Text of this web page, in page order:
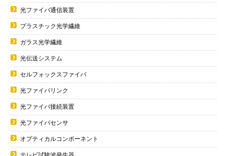
光ファイバ通信装置
プラスチック光学繊維
ガラス光学繊維
光伝送システム
セルフォックスファイバ
光ファイバリンク
光ファイバ接続装置
光ファイバセンサ
オプティカルコンポーネント